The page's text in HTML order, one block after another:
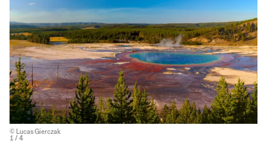
© Lucas Gierczak
1 / 4